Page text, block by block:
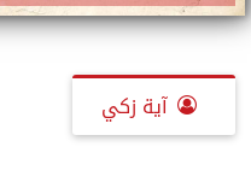
آية زكي